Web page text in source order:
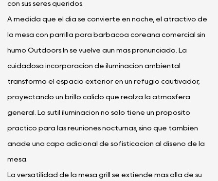
con sus seres queridos.
A medida que el día se convierte en noche, el atractivo de
la mesa con parrilla para barbacoa coreana comercial sin
humo Outdoors In se vuelve aún más pronunciado. La
cuidadosa incorporación de iluminación ambiental
transforma el espacio exterior en un refugio cautivador,
proyectando un brillo cálido que realza la atmósfera
general. La sutil iluminación no sólo tiene un propósito
práctico para las reuniones nocturnas, sino que también
añade una capa adicional de sofisticación al diseño de la
mesa.
La versatilidad de la mesa grill se extiende más allá de su